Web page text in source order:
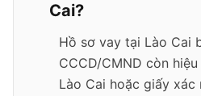
Cai?
Hồ sơ vay tại Lào Cai
CCCD/CMND còn
Lào Cai hoặc giấy xác